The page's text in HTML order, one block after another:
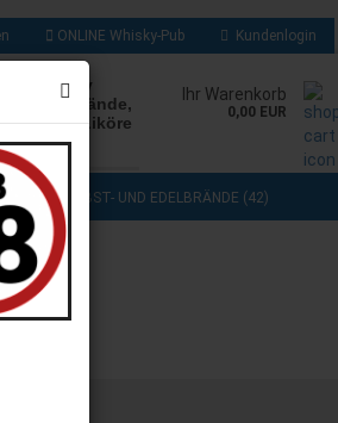
ONLINE Whisky-Pub Kundenlogin
Whisky
Edelbrände,
Cognac, Liköre
mehr
Ihr Warenkorb
0,00 EUR
OBST- UND EDELBRÄNDE (42)
(3)
TASTING (8)